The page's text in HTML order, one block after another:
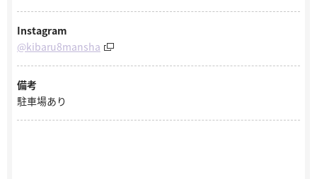
Instagram
@kibaru8mansha
備考
駐車場あり